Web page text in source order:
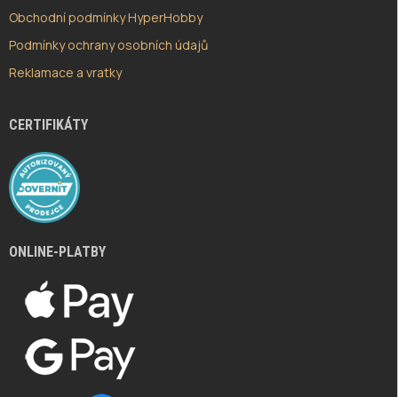
Obchodní podmínky HyperHobby
Podmínky ochrany osobních údajů
Reklamace a vratky
CERTIFIKÁTY
ONLINE-PLATBY